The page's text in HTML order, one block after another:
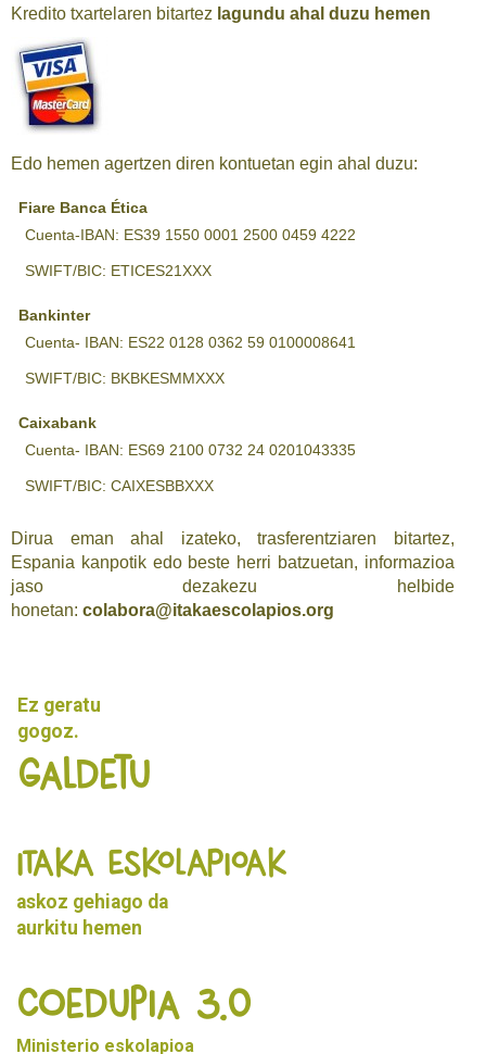
Kredito txartelaren bitartez lagundu ahal duzu hemen
Edo hemen agertzen diren kontuetan egin ahal duzu:
Fiare Banca Ética
Cuenta-IBAN: ES39 1550 0001 2500 0459 4222
SWIFT/BIC: ETICES21XXX
Bankinter
Cuenta- IBAN: ES22 0128 0362 59 0100008641
SWIFT/BIC: BKBKESMMXXX
Caixabank
Cuenta- IBAN: ES69 2100 0732 24 0201043335
SWIFT/BIC: CAIXESBBXXX
Dirua eman ahal izateko, trasferentziaren bitartez,
Espania kanpotik edo beste herri batzuetan, informazioa
jaso dezakezu helbide
honetan: colabora@itakaescolapios.org
Ez geratu
gogoz.
Galdetu
ITAKA ESKOLAPIOAK
askoz gehiago da
aurkitu hemen
Coedupia 3.0
Ministerio eskolapioa